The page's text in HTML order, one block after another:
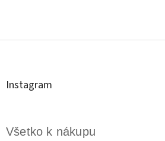
á
Instagram
Všetko k nákupu